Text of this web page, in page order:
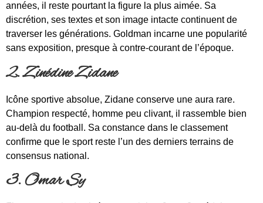
années, il reste pourtant la figure la plus aimée. Sa
discrétion, ses textes et son image intacte continuent de
traverser les générations. Goldman incarne une popularité
sans exposition, presque à contre-courant de l’époque.
2. Zinédine Zidane
Icône sportive absolue, Zidane conserve une aura rare.
Champion respecté, homme peu clivant, il rassemble bien
au-delà du football. Sa constance dans le classement
confirme que le sport reste l’un des derniers terrains de
consensus national.
3. Omar Sy